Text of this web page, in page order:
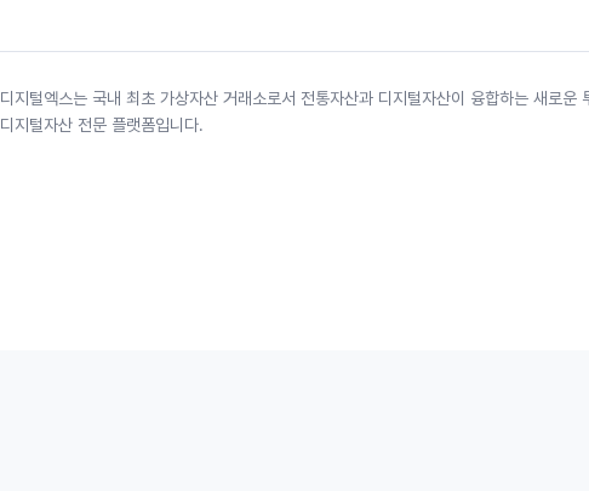
디지털엑스는 국내 최초 가상자산 거래소로서 전통자산과 디지털자산이 융합하는 새로운
디지털자산 전문 플랫폼입니다.